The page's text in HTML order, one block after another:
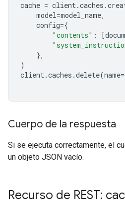
cache = client.caches .
model=model_name,
config={
"contents" : [
},
)
client.caches .delete(name=
Cuerpo de la respuesta
Si se ejecuta correctamente, el
un objeto JSON vacío.
Recurso de REST: